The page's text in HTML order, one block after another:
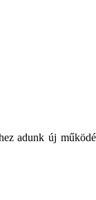
adunk új